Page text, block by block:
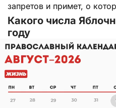
запретов и примет, о
Какого числа
году